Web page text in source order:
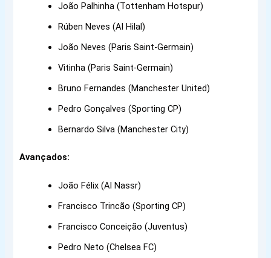
João Palhinha (Tottenham Hotspur)
Rúben Neves (Al Hilal)
João Neves (Paris Saint-Germain)
Vitinha (Paris Saint-Germain)
Bruno Fernandes (Manchester United)
Pedro Gonçalves (Sporting CP)
Bernardo Silva (Manchester City)
Avançados:
João Félix (Al Nassr)
Francisco Trincão (Sporting CP)
Francisco Conceição (Juventus)
Pedro Neto (Chelsea FC)